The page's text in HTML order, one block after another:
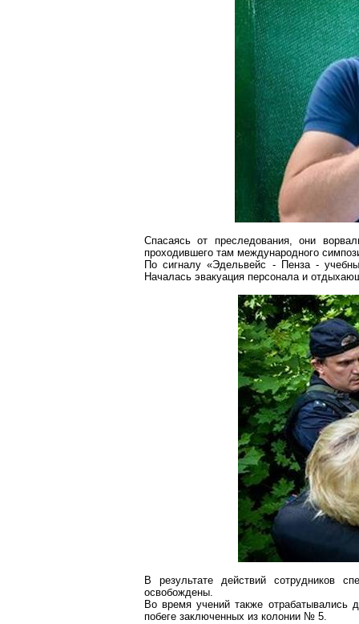
Спасаясь от преследования, они
проходившего там международного
По сигналу «Эдельвейс - Пенза -
Началась эвакуация персонала и
В результате действий сотрудников
освобождены.
Во время учений также отрабатывались
побеге заключенных из колонии № 5.